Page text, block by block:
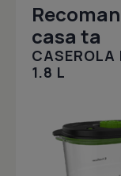
casa ta
CASEROLA
1.8 L